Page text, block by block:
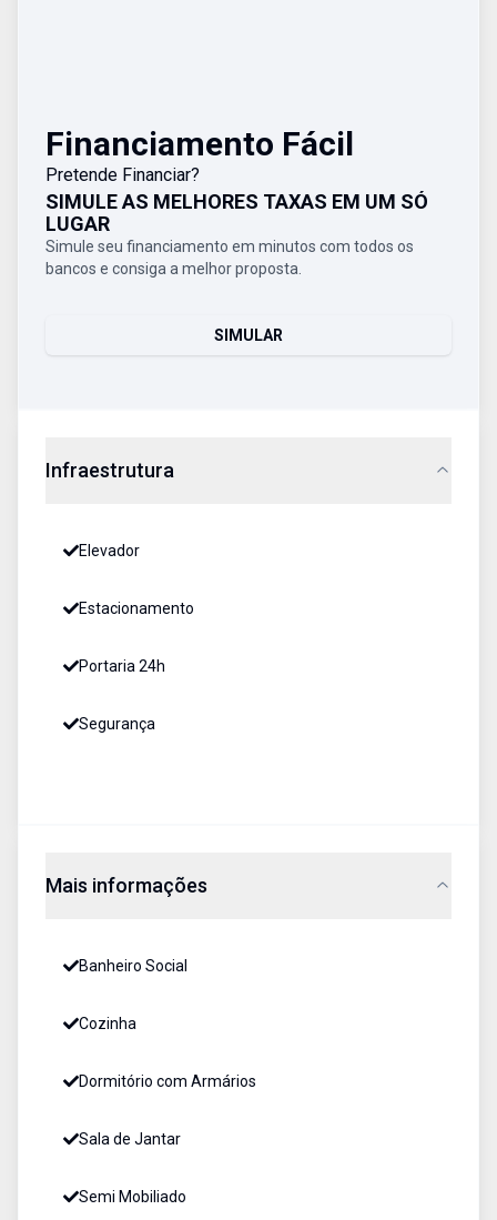
Financiamento Fácil
Pretende Financiar?
SIMULE AS MELHORES TAXAS EM UM SÓ
LUGAR
Simule seu financiamento em minutos com todos os
bancos e consiga a melhor proposta.
SIMULAR
Infraestrutura
Elevador
Estacionamento
Portaria 24h
Segurança
Mais informações
Banheiro Social
Cozinha
Dormitório com Armários
Sala de Jantar
Semi Mobiliado